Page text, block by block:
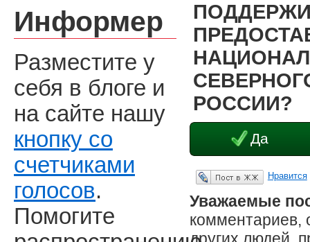
РОССИИ?
Да
Опубликовать в ЖЖ Нравится
Уважаемые
комментариев,
Информер
Разместите у
себя в блоге и
на сайте нашу
кнопку со
счетчиками
голосов.
Помогите